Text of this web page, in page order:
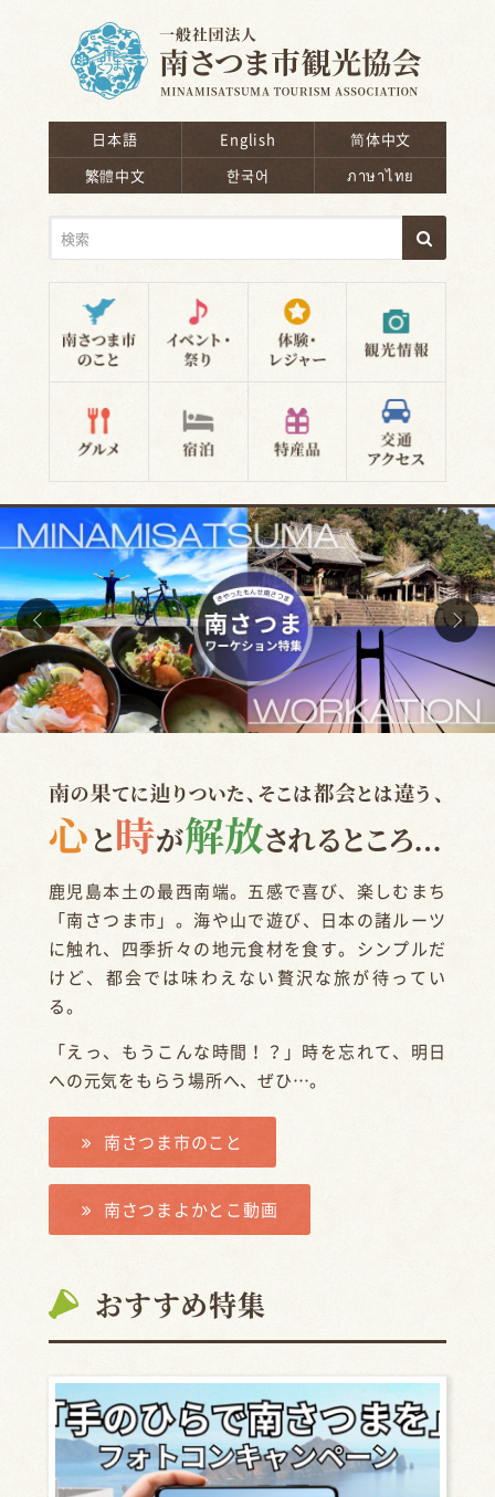
日本語 English
简体中文
繁體中文
한국어 ภาษาไทย
鹿児島本土の最西南端。五感で喜び、楽しむまち
「南さつま市」。海や山で遊び、日本の諸ルーツ
に触れ、四季折々の地元食材を食す。 シンプルだ
けど、都会では味わえない贅沢な旅が待ってい
る。
「えっ、もうこんな時間！？」時を忘れて、明日
への元気をもらう場所へ、ぜひ…。
南さつま市のこと
南さつまよかとこ動画
おすすめ特集